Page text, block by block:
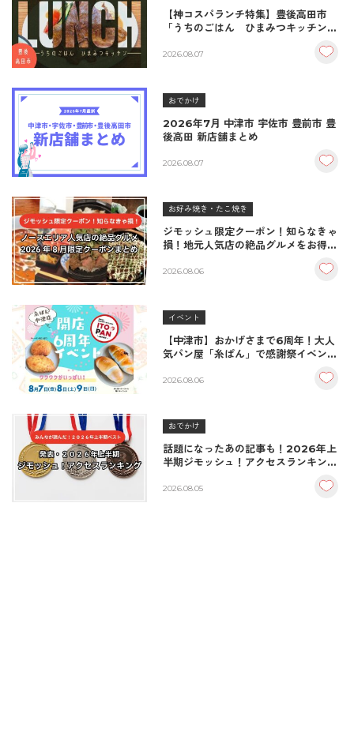
【神コスパランチ特集】豊後高田市
「うちのごはん ひまみつキッチン」
＆生姜焼き！
2026.08.07
おでかけ
2026年7月 中津市 宇佐市 豊前市 豊
後高田 新店舗まとめ
2026.08.07
お好み焼き・たこ焼き
ジモッシュ限定クーポン！知らなきゃ
損！地元人気店の絶品グルメをお得に
2026.08.06
イベント
【中津市】おかげさまで6周年！大人
気パン屋「糸ぱん」で感謝祭イベント
♪（8/7〜8/9）
2026.08.06
おでかけ
話題になったあの記事も！2026年上
半期ジモッシュ！アクセスランキング
2026.08.05